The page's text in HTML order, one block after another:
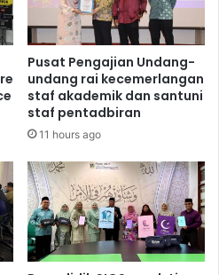
Pusat Pengajian Undang-
undang rai kecemerlangan
staf akademik dan santuni
staf pentadbiran
11 hours ago